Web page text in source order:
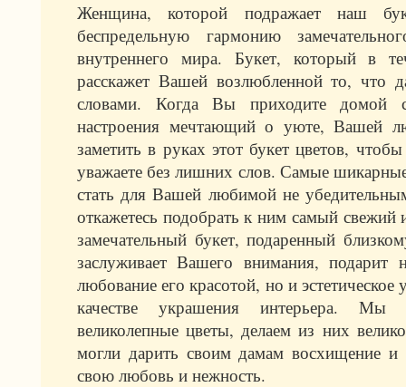
Женщина, которой подражает наш
беспредельную гармонию
внутреннего мира. Букет, который в
расскажет Вашей возлюбленной то, что
словами. Когда Вы приходите домой
настроения мечтающий о уюте, Вашей
заметить в руках этот букет цветов,
уважаете без лишних слов. Самые
стать для Вашей любимой не
откажетесь подобрать к ним самый свежий
замечательный букет, подаренный
заслуживает Вашего внимания, подарит
любование его красотой, но и эстетическое
качестве украшения интерьера. Мы
великолепные цветы, делаем из них
могли дарить своим дамам восхищение и
свою любовь и нежность.